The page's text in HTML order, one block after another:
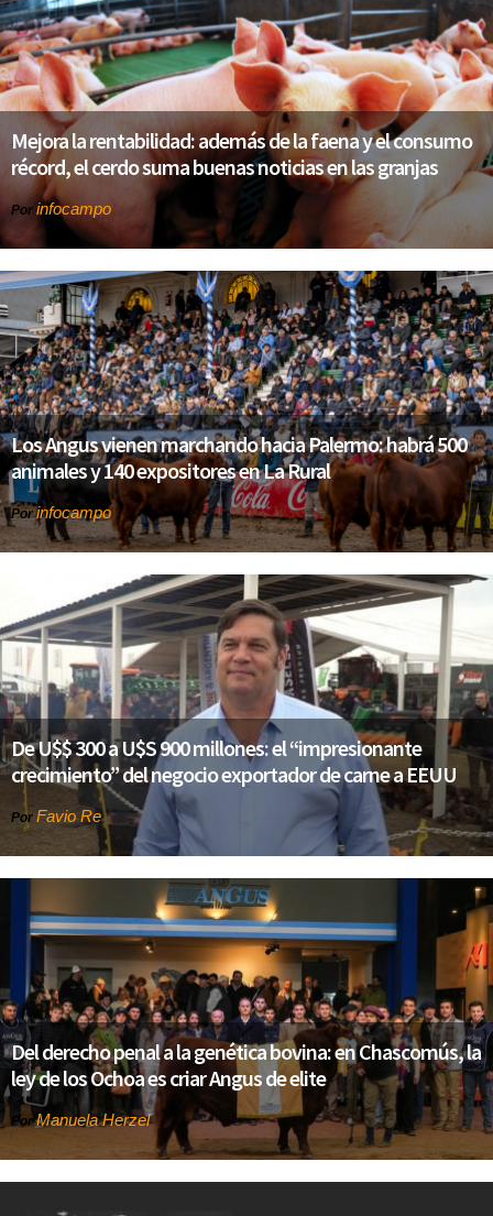
Mejora la rentabilidad: además de la faena y el consumo
récord, el cerdo suma buenas noticias en las granjas
Por infocampo
Los Angus vienen marchando hacia Palermo: habrá 500
animales y 140 expositores en La Rural
Porinfocampo
De U$$ 300 a U$S 900 millones: el “impresionante
crecimiento” del negocio exportador de carne a EEUU
Por Favio Re
Del derecho penal a la genética bovina: en Chascomús, la
ley de los Ochoa es criar Angus de elite
PorManuela Herzel